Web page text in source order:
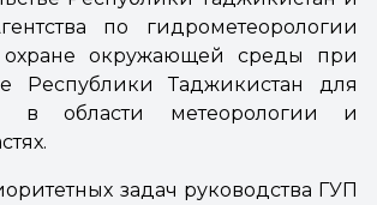
по гидрометеорологии
охране окружающей среды при
Республики Таджикистан для
в области метеорологии и
задач руководства ГУП